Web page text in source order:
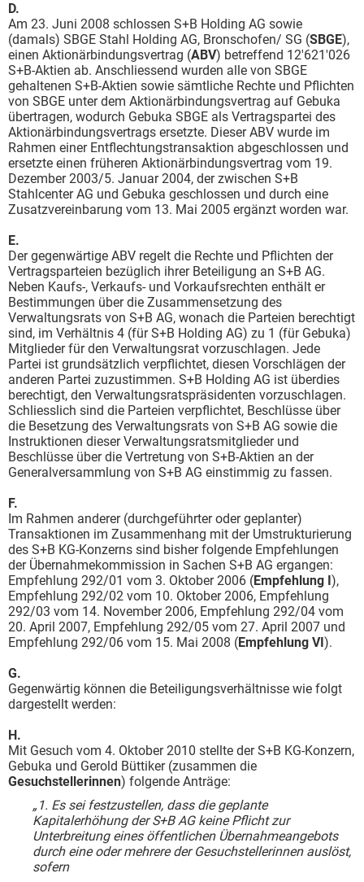
D.
Am 23. Juni 2008 schlossen S+B Holding AG sowie
(damals) SBGE Stahl Holding AG, Bronschofen/ SG (SBGE),
einen Aktionärbindungsvertrag (ABV) betreffend 12'621'026
S+B-Aktien ab. Anschliessend wurden alle von SBGE
gehaltenen S+B-Aktien sowie sämtliche Rechte und Pflichten
von SBGE unter dem Aktionärbindungsvertrag auf Gebuka
übertragen, wodurch Gebuka SBGE als Vertragspartei des
Aktionärbindungsvertrags ersetzte. Dieser ABV wurde im
Rahmen einer Entflechtungstransaktion abgeschlossen und
ersetzte einen früheren Aktionärbindungsvertrag vom 19.
Dezember 2003/5. Januar 2004, der zwischen S+B
Stahlcenter AG und Gebuka geschlossen und durch eine
Zusatzvereinbarung vom 13. Mai 2005 ergänzt worden war.
E.
Der gegenwärtige ABV regelt die Rechte und Pflichten der
Vertragsparteien bezüglich ihrer Beteiligung an S+B AG.
Neben Kaufs-, Verkaufs- und Vorkaufsrechten enthält er
Bestimmungen über die Zusammensetzung des
Verwaltungsrats von S+B AG, wonach die Parteien berechtigt
sind, im Verhältnis 4 (für S+B Holding AG) zu 1 (für Gebuka)
Mitglieder für den Verwaltungsrat vorzuschlagen. Jede
Partei ist grundsätzlich verpflichtet, diesen Vorschlägen der
anderen Partei zuzustimmen. S+B Holding AG ist überdies
berechtigt, den Verwaltungsratspräsidenten vorzuschlagen.
Schliesslich sind die Parteien verpflichtet, Beschlüsse über
die Besetzung des Verwaltungsrats von S+B AG sowie die
Instruktionen dieser Verwaltungsratsmitglieder und
Beschlüsse über die Vertretung von S+B-Aktien an der
Generalversammlung von S+B AG einstimmig zu fassen.
F.
Im Rahmen anderer (durchgeführter oder geplanter)
Transaktionen im Zusammenhang mit der Umstrukturierung
des S+B KG-Konzerns sind bisher folgende Empfehlungen
der Übernahmekommission in Sachen S+B AG ergangen:
Empfehlung 292/01 vom 3. Oktober 2006 (Empfehlung I),
Empfehlung 292/02 vom 10. Oktober 2006, Empfehlung
292/03 vom 14. November 2006, Empfehlung 292/04 vom
20. April 2007, Empfehlung 292/05 vom 27. April 2007 und
Empfehlung 292/06 vom 15. Mai 2008 (Empfehlung VI).
G.
Gegenwärtig können die Beteiligungsverhältnisse wie folgt
dargestellt werden:
H.
Mit Gesuch vom 4. Oktober 2010 stellte der S+B KG-Konzern,
Gebuka und Gerold Büttiker (zusammen die
Gesuchstellerinnen) folgende Anträge:
„1. Es sei festzustellen, dass die geplante
Kapitalerhöhung der S+B AG keine Pflicht zur
Unterbreitung eines öffentlichen Übernahmeangebots
durch eine oder mehrere der Gesuchstellerinnen auslöst,
sofern